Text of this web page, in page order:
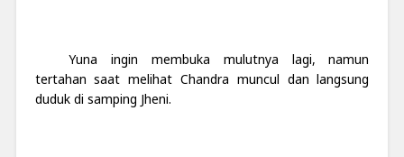
Yuna ingin membuka mulutnya lagi, namun
tertahan saat melihat Chandra muncul dan langsung
duduk di samping Jheni.